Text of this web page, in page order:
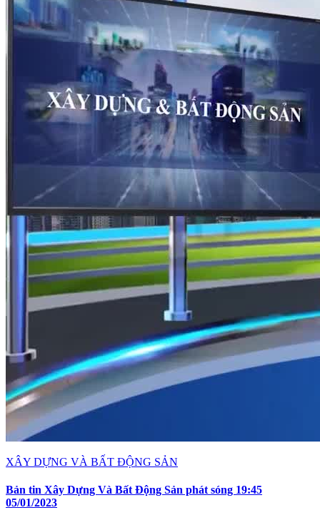
XÂY DỰNG VÀ BẤT ĐỘNG SẢN
Bản tin Xây Dựng Và Bất Động Sản phát sóng 19:45
05/01/2023